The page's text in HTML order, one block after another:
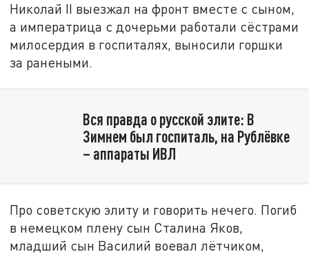
Николай II выезжал на фронт вместе с сыном,
а императрица с дочерьми работали сёстрами
милосердия в госпиталях, выносили горшки
за ранеными.
Вся правда о русской элите: В
Зимнем был госпиталь, на Рублёвке
– аппараты ИВЛ
Про советскую элиту и говорить нечего. Погиб
в немецком плену сын Сталина Яков,
младший сын Василий воевал лётчиком,